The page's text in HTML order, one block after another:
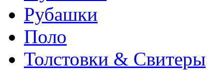
Рубашки
Поло
Толстовки & Свитеры